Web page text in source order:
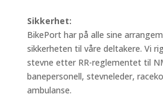
Sikkerhet:
BikePort har på alle sine
sikkerheten til våre deltakere. Vi
stevne etter RR-reglementet til
banepersonell, stevneleder,
ambulanse.